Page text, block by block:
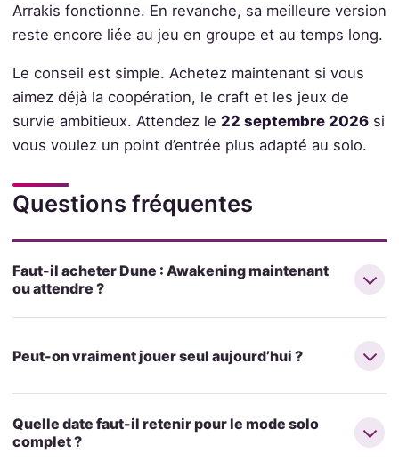
Arrakis fonctionne. En revanche, sa meilleure version
reste encore liée au jeu en groupe et au temps long.
Le conseil est simple. Achetez maintenant si vous
aimez déjà la coopération, le craft et les jeux de
survie ambitieux. Attendez le 22 septembre 2026si
vous voulez un point d’entrée plus adapté au solo.
Questions fréquentes
Faut-il acheter Dune : Awakening maintenant
ou attendre ?
Peut-on vraiment jouer seul aujourd’hui ?
Quelle date faut-il retenir pour le mode solo
complet ?